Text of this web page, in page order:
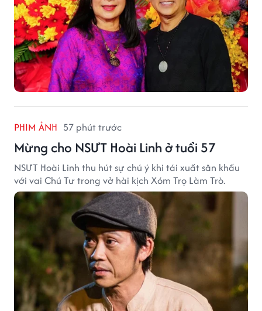
PHIM ẢNH 57 phút trước
Mừng cho NSƯT Hoài Linh ở tuổi 57
NSƯT Hoài Linh thu hút sự chú ý khi tái xuất sân khấu
với vai Chú Tư trong vở hài kịch Xóm Trọ Làm Trò.